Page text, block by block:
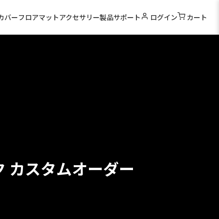
バーフロアマットアクセサリー製品サポート ログイン カート
カスタムオーダー